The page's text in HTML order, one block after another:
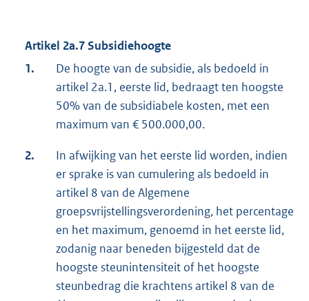
Artikel 2a.7 Subsidiehoogte
1.
De hoogte van de subsidie, als bedoeld in
artikel 2a.1, eerste lid, bedraagt ten hoogste
50% van de subsidiabele kosten, met een
maximum van € 500.000,00.
2.
In afwijking van het eerste lid worden, indien
er sprake is van cumulering als bedoeld in
artikel 8 van de Algemene
groepsvrijstellingsverordening, het percentage
en het maximum, genoemd in het eerste lid,
zodanig naar beneden bijgesteld dat de
hoogste steunintensiteit of het hoogste
steunbedrag die krachtens artikel 8 van de